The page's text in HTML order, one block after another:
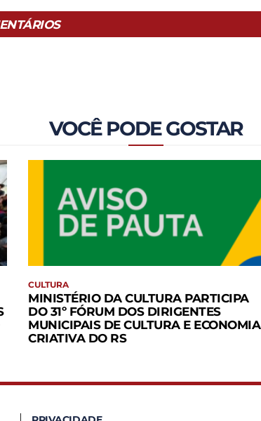
VOCÊ PODE GOSTAR
CULTURA
MINISTÉRIO DA CULTURA PARTICIPA
DO 31º FÓRUM DOS DIRIGENTES
MUNICIPAIS DE CULTURA E ECONOMIA
CRIATIVA DO RS